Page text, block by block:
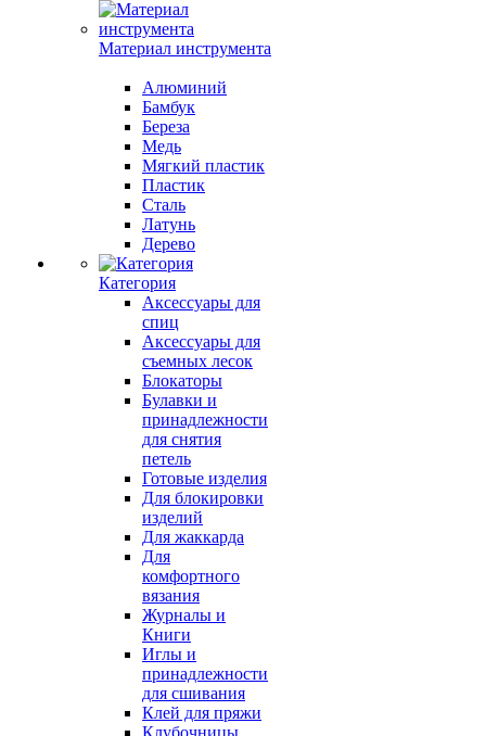
Материал инструмента
Алюминий
Бамбук
Береза
Медь
Мягкий пластик
Пластик
Сталь
Латунь
Дерево
Категория
Аксессуары для
спиц
Аксессуары для
съемных лесок
Блокаторы
Булавки и
принадлежности
для снятия
петель
Готовые изделия
Для блокировки
изделий
Для жаккарда
Для
комфортного
вязания
Журналы и
Книги
Иглы и
принадлежности
для сшивания
Клей для пряжи
Клубочницы